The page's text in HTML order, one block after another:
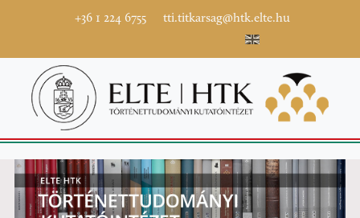
+36 1 224 6755 tti.titkarsag@htk.elte.hu